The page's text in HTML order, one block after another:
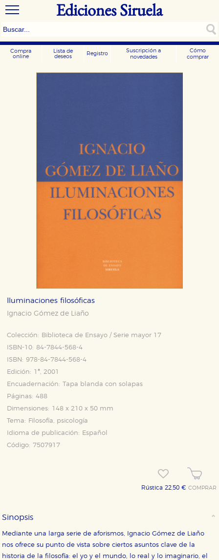
Ediciones Siruela
Compra
online
Lista de
deseos
Registro
Suscripción a
novedades
Cómo
comprar
Iluminaciones filosóficas
Ignacio Gómez de Liaño
Colección:
Biblioteca de Ensayo / Serie mayor 17
ISBN-10: 84-7844-568-4
ISBN: 978-84-7844-568-4
Edición: 1ª, 2001
Encuadernación: Tapa blanda con solapas
Páginas: 488
Dimensiones: 148 x 210 x 50 mm
Tema:
Filosofía, psicología
Idioma de publicación:
Español
Código: 7507917
Rústica 22,50 €COMPRAR
Sinopsis
Mediante una larga serie de aforismos, Ignacio Gómez de Liaño
nos ofrece su punto de vista sobre ciertos asuntos clave de la
historia de la filosofía: el yo y el mundo, lo real y lo imaginario, el